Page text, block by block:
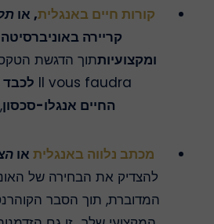
קורות חיים באנגלית, או
קריירה באוניברסיטה
ומקצועיותתוך הדגשת
Il vous faudra לכבד את
החיים אנגלו-סכסון,
מכתב נלווה באנגליתאו
להצדיק את הבחירה של
המדוברת, תוך הסבר